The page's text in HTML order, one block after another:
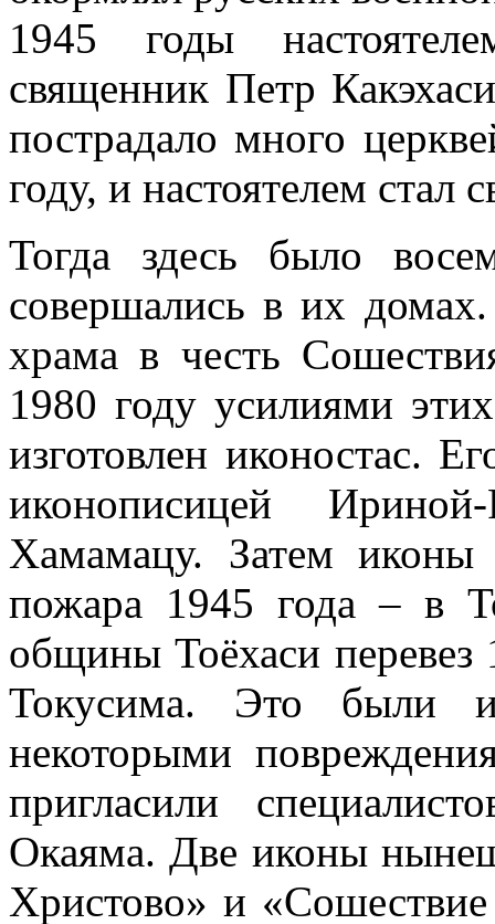
1945 годы
священник Петр
пострадало много
году, и настоятелем стал
Тогда здесь было
совершались в их
храма в честь
1980 году усилиями
изготовлен иконостас.
иконописицей
Хамамацу. Затем
пожара 1945 года – в
общины Тоёхаси
Токусима. Это были
некоторыми
пригласили
Окаяма. Две иконы
Христово» и